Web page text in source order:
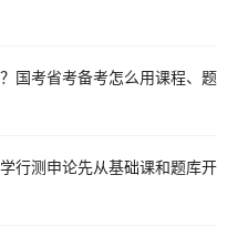
国考省考备考怎么用课程、题
行测申论先从基础课和题库开